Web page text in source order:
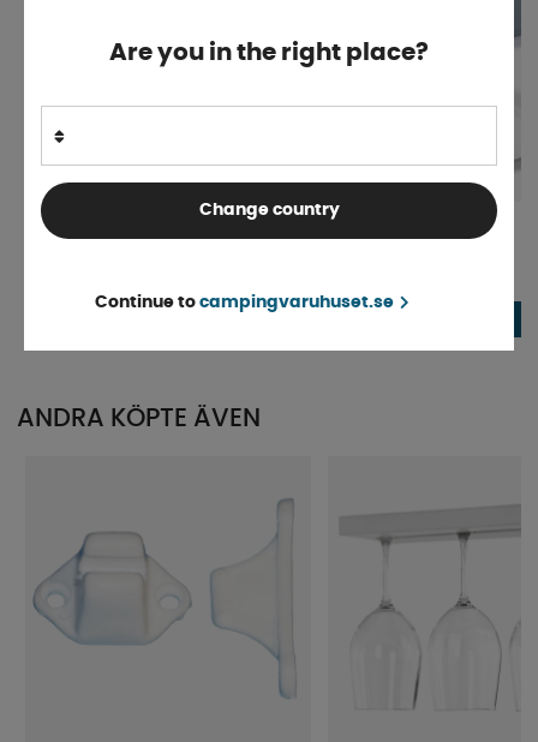
ProPlus Tallriksställ I Mjuk Skumplast Tallrik Flat Kvadratisk
ANDRA KÖPTE ÄVEN
Are you in the right place?
Change country
Continue to campingvaruhuset.se